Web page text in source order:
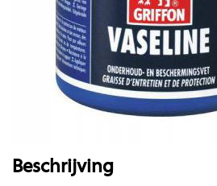
Beschrijving